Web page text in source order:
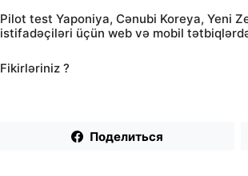
Pilot test Yaponiya, Cənubi Koreya, Yeni
istifadəçiləri üçün web və mobil
Fikirləriniz ?
Поделиться